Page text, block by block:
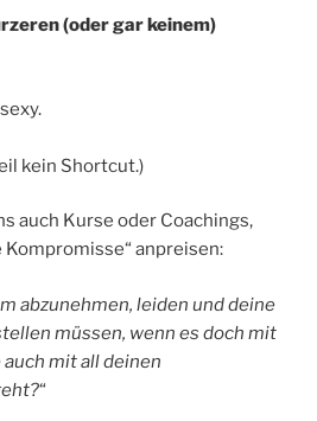
(oder gar keinem)
kein Shortcut.)
auch Kurse oder Coachings,
Kompromisse“ anpreisen:
abzunehmen, leiden und deine
müssen, wenn es doch mit
mit all deinen
“